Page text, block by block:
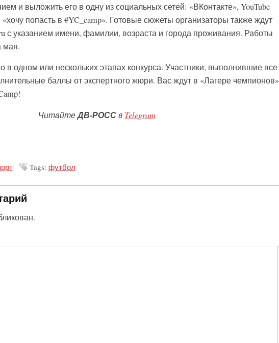
и выложить его в одну из социальных сетей: «ВКонтакте», YouTube
«хочу попасть в #YC_camp». Готовые сюжеты организаторы также ждут
с указанием имени, фамилии, возраста и города проживания. Работы
мая.
в одном или нескольких этапах конкурса. Участники, выполнившие все
баллы от экспертного жюри. Вас ждут в «Лагере чемпионов»
ЧитайтеДВ-РОССв Telegram
Tags: футбол